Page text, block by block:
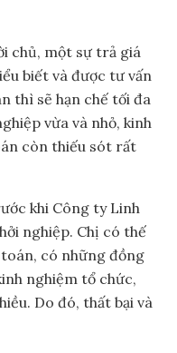
chủ, một sự trả giá
biết và được tư vấn
thì sẽ hạn chế tối đa
vừa và nhỏ, kinh
còn thiếu sót rất
khi Công ty Linh
nghiệp. Chị có thế
có những đồng
nghiệm tổ chức,
Do đó, thất bại và